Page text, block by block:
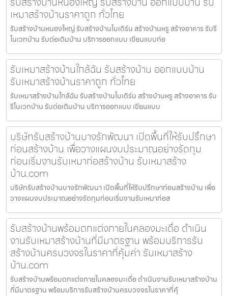
เหมาสร้างบ้านราคาถูก ทั่วไทย
รับสร้างบ้านหนองใหญ่ รับสร้างบ้านโมเดิร์น สร้างบ้านหรู สร้างอาคาร รับรี
โนเวทบ้าน รับต่อเติมบ้าน บริการออกแบบ เขียนแบบก่อ
รับเหมาสร้างบ้านใกล้ฉัน รับสร้างบ้าน ออกแบบบ้าน
รับเหมาสร้างบ้านราคาถูก ทั่วไทย
รับเหมาสร้างบ้านใกล้ฉัน รับสร้างบ้านโมเดิร์น สร้างบ้านหรู สร้างอาคาร รับ
รีโนเวทบ้าน รับต่อเติมบ้าน บริการออกแบบ เขียนแบบ
บริษัทรับสร้างบ้านบางรักพัฒนา เปิดพื้นที่ให้รับปรึกษา
ก่อนสร้างบ้าน เพื่อวางแผนงบประมาณอย่างรัดกุม
ก่อนเริ่มงานรับเหมาก่อสร้างบ้าน รับเหมาสร้าง
บ้าน.com
บริษัทรับสร้างบ้านบางรักพัฒนา เปิดพื้นที่ให้รับปรึกษาก่อนสร้างบ้าน เพื่อ
วางแผนงบประมาณอย่างรัดกุมก่อนเริ่มงานรับเหมาก่อส
รับสร้างบ้านพร้อมตกแต่งภายในคลองมะเดื่อ ดำเนิน
งานรับเหมาสร้างบ้านที่มีมาตรฐาน พร้อมบริการรับ
สร้างบ้านครบวงจรในราคาที่คุ้มค่า รับเหมาสร้าง
บ้าน.com
รับสร้างบ้านพร้อมตกแต่งภายในคลองมะเดื่อ ดำเนินงานรับเหมาสร้างบ้าน
ที่มีมาตรฐาน พร้อมบริการรับสร้างบ้านครบวงจรในราคาที่คุ้